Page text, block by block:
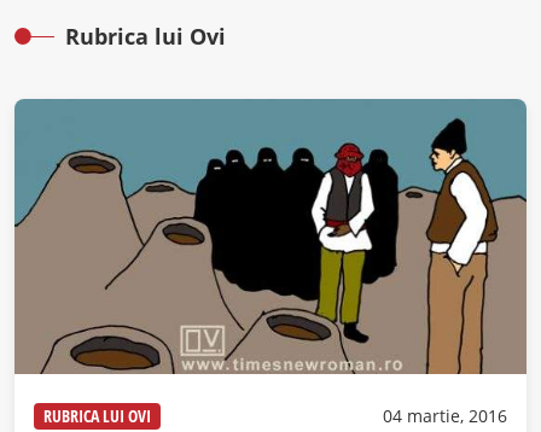
Rubrica lui Ovi
RUBRICA LUI OVI 04 martie, 2016